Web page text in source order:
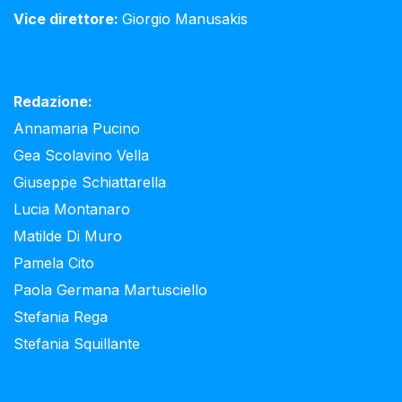
Vice direttore: Giorgio Manusakis
Redazione:
Annamaria Pucino
Gea Scolavino Vella
Giuseppe Schiattarella
Lucia Montanaro
Matilde Di Muro
Pamela Cito
Paola Germana Martusciello
Stefania Rega
Stefania Squillante